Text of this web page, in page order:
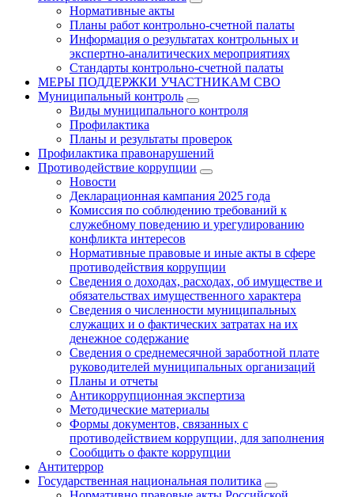
Нормативные акты
Планы работ контрольно-счетной палаты
Информация о результатах контрольных и
экспертно-аналитических мероприятиях
Стандарты контрольно-счетной палаты
МЕРЫ ПОДДЕРЖКИ УЧАСТНИКАМ СВО
Муниципальный контроль
Виды муниципального контроля
Профилактика
Планы и результаты проверок
Профилактика правонарушений
Противодействие коррупции
Новости
Декларационная кампания 2025 года
Комиссия по соблюдению требований к
служебному поведению и урегулированию
конфликта интересов
Нормативные правовые и иные акты в сфере
противодействия коррупции
Сведения о доходах, расходах, об имуществе и
обязательствах имущественного характера
Сведения о численности муниципальных
служащих и о фактических затратах на их
денежное содержание
Сведения о среднемесячной заработной плате
руководителей муниципальных организаций
Планы и отчеты
Антикоррупционная экспертиза
Методические материалы
Формы документов, связанных с
противодействием коррупции, для заполнения
Сообщить о факте коррупции
Антитеррор
Государственная национальная политика